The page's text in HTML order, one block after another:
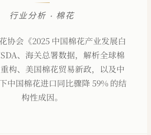
行业分析 · 棉花
协会《2025 中国棉花产业发展白
、海关总署数据，解析全球棉
构、美国棉花贸易新政，以及中
中国棉花进口同比骤降 59% 的结
构性成因。